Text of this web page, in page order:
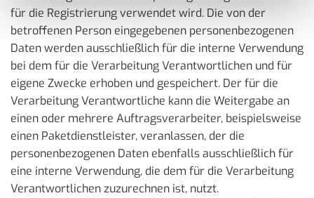
für die Registrierung verwendet wird. Die von der
betroffenen Person eingegebenen personenbezogenen
Daten werden ausschließlich für die interne Verwendung
bei dem für die Verarbeitung Verantwortlichen und für
eigene Zwecke erhoben und gespeichert. Der für die
Verarbeitung Verantwortliche kann die Weitergabe an
einen oder mehrere Auftragsverarbeiter, beispielsweise
einen Paketdienstleister, veranlassen, der die
personenbezogenen Daten ebenfalls ausschließlich für
eine interne Verwendung, die dem für die Verarbeitung
Verantwortlichen zuzurechnen ist, nutzt.